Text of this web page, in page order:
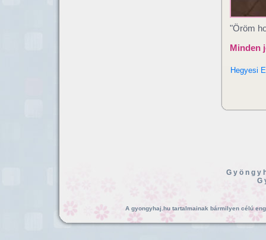
"Öröm
Minden
Hegyesi
A gyongyhaj.hu tartalmainak bármilyen célú